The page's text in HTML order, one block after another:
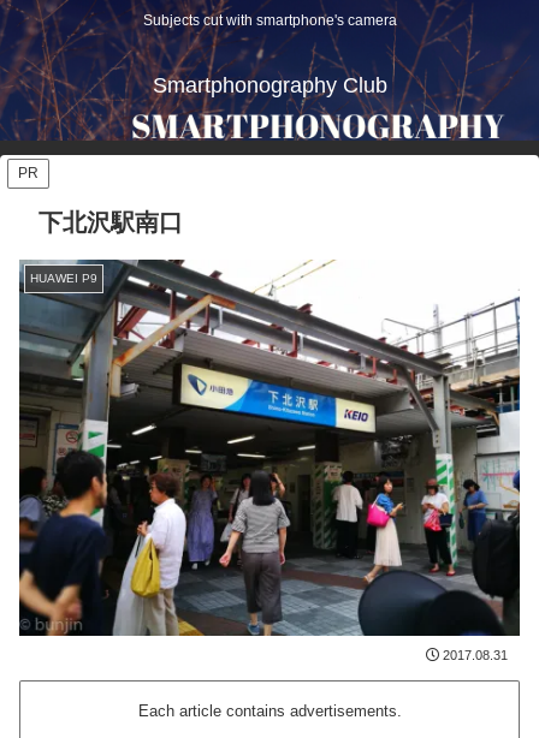
Subjects cut with smartphone's camera
Smartphonography Club
PR
下北沢駅南口
HUAWEI P9
2017.08.31
Each article contains advertisements.